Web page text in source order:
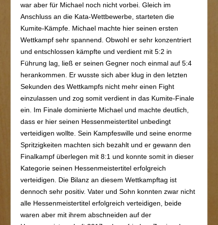
war aber für Michael noch nicht vorbei. Gleich im
Anschluss an die Kata-Wettbewerbe, starteten die
Kumite-Kämpfe. Michael machte hier seinen ersten
Wettkampf sehr spannend. Obwohl er sehr konzentriert
und entschlossen kämpfte und verdient mit 5:2 in
Führung lag, ließ er seinen Gegner noch einmal auf 5:4
herankommen. Er wusste sich aber klug in den letzten
Sekunden des Wettkampfs nicht mehr einen Fight
einzulassen und zog somit verdient in das Kumite-Finale
ein. Im Finale dominierte Michael und machte deutlich,
dass er hier seinen Hessenmeistertitel unbedingt
verteidigen wollte. Sein Kampfeswille und seine enorme
Spritzigkeiten machten sich bezahlt und er gewann den
Finalkampf überlegen mit 8:1 und konnte somit in dieser
Kategorie seinen Hessenmeistertitel erfolgreich
verteidigen. Die Bilanz an diesem Wettkampftag ist
dennoch sehr positiv. Vater und Sohn konnten zwar nicht
alle Hessenmeistertitel erfolgreich verteidigen, beide
waren aber mit ihrem abschneiden auf der